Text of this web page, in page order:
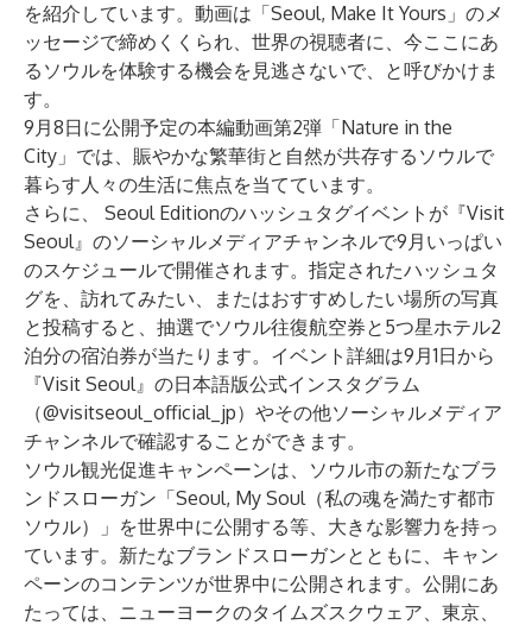
を紹介しています。動画は「Seoul, Make It Yours」のメ
ッセージで締めくくられ、世界の視聴者に、今ここにあ
るソウルを体験する機会を見逃さないで、と呼びかけま
す。
9月8日に公開予定の本編動画第2弾「Nature in the
City」では、賑やかな繁華街と自然が共存するソウルで
暮らす人々の生活に焦点を当てています。
さらに、 Seoul Editionのハッシュタグイベントが『Visit
Seoul』のソーシャルメディアチャンネルで9月いっぱい
のスケジュールで開催されます。指定されたハッシュタ
グを、訪れてみたい、またはおすすめしたい場所の写真
と投稿すると、抽選でソウル往復航空券と5つ星ホテル2
泊分の宿泊券が当たります。イベント詳細は9月1日から
『Visit Seoul』の日本語版公式インスタグラム
（@visitseoul_official_jp）やその他ソーシャルメディア
チャンネルで確認することができます。
ソウル観光促進キャンペーンは、ソウル市の新たなブラ
ンドスローガン「Seoul, My Soul（私の魂を満たす都市
ソウル）」を世界中に公開する等、大きな影響力を持っ
ています。新たなブランドスローガンとともに、キャン
ペーンのコンテンツが世界中に公開されます。公開にあ
たっては、ニューヨークのタイムズスクウェア、東京、